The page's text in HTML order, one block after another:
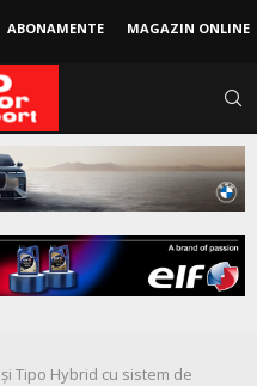
ABONAMENTE MAGAZIN ONLINE
Tipo Hybrid cu sistem de